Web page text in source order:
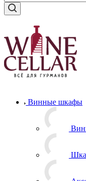
Винные шкафы